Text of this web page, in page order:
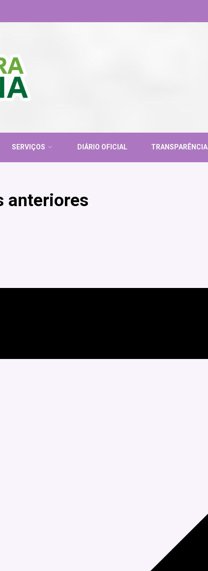
SERVIÇOS DIÁRIO OFICIAL TRANSPARÊNCIA
anteriores